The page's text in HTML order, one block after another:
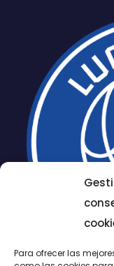
Para ofrecer las